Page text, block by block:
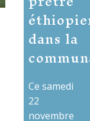
dans la
Ce samedi
22
novembre